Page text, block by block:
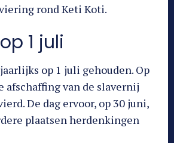
rond Keti Koti.
1 juli
op 1 juli gehouden. Op
afschaffing van de slavernij
De dag ervoor, op 30 juni,
plaatsen herdenkingen